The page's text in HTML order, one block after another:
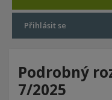
Přihlásit se
Podrobný
7/2025